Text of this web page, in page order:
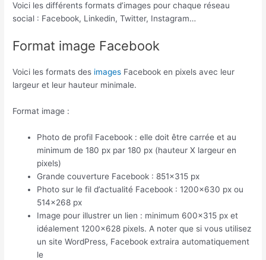
Voici les différents formats d’images pour chaque réseau
social : Facebook, Linkedin, Twitter, Instagram…
Format image Facebook
Voici les formats des images Facebook en pixels avec leur
largeur et leur hauteur minimale.
Format image :
Photo de profil Facebook : elle doit être carrée et au
minimum de 180 px par 180 px (hauteur X largeur en
pixels)
Grande couverture Facebook : 851×315 px
Photo sur le fil d’actualité Facebook : 1200×630 px ou
514×268 px
Image pour illustrer un lien : minimum 600×315 px et
idéalement 1200×628 pixels. A noter que si vous utilisez
un site WordPress, Facebook extraira automatiquement
le